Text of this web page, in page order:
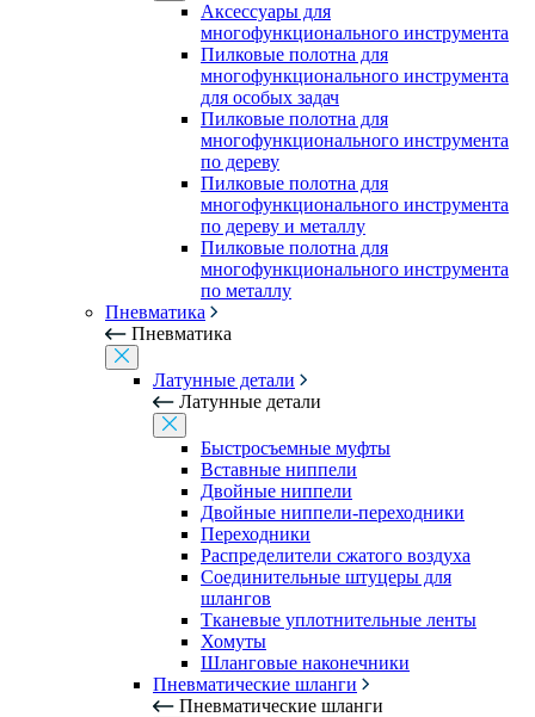
Аксессуары для
многофункционального инструмента
Пилковые полотна для
многофункционального инструмента
для особых задач
Пилковые полотна для
многофункционального инструмента
по дереву
Пилковые полотна для
многофункционального инструмента
по дереву и металлу
Пилковые полотна для
многофункционального инструмента
по металлу
Пневматика
Пневматика
Латунные детали
Латунные детали
Быстросъемные муфты
Вставные ниппели
Двойные ниппели
Двойные ниппели-переходники
Переходники
Распределители сжатого воздуха
Соединительные штуцеры для
шлангов
Тканевые уплотнительные ленты
Хомуты
Шланговые наконечники
Пневматические шланги
Пневматические шланги